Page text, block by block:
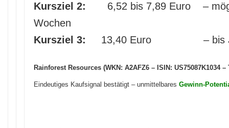
Kursziel 2: 6,52 bis 7,89 Euro –
Wochen
Kursziel 3: 13,40 Euro – bis
Rainforest Resources (WKN: A2AFZ6 – ISIN: US75087K1034 –
Eindeutiges Kaufsignal bestätigt – unmittelbares Gewinn-